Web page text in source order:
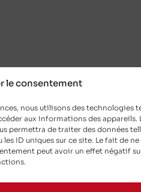
le consentement
nous utilisons des technologies
aux informations des appareils.
permettra de traiter des données
ID uniques sur ce site. Le fait de ne
peut avoir un effet négatif